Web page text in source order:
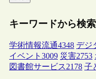
キーワードから検索
学術情報流通4348 デジ
イベント 3009 災害2753
図書館サービス2178 子